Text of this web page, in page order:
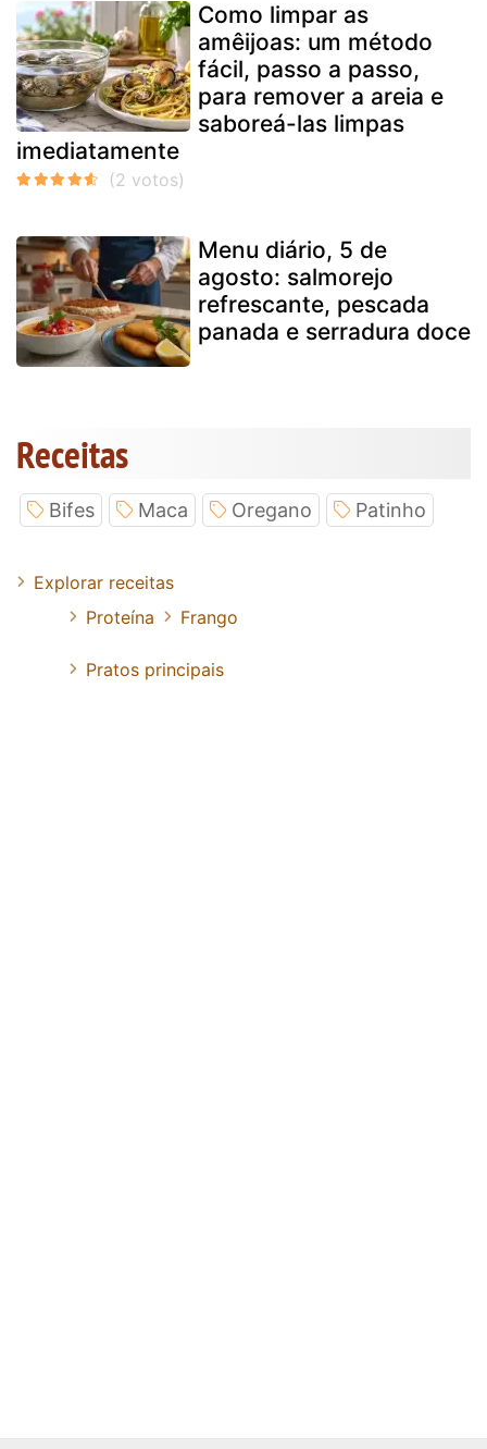
Como limpar as
amêijoas: um método
fácil, passo a passo,
para remover a areia e
saboreá-las limpas
imediatamente
Menu diário, 5 de
agosto: salmorejo
refrescante, pescada
panada e serradura doce
Receitas
Bifes Maca Oregano Patinho
Explorar receitas
Proteína
Frango
Pratos principais